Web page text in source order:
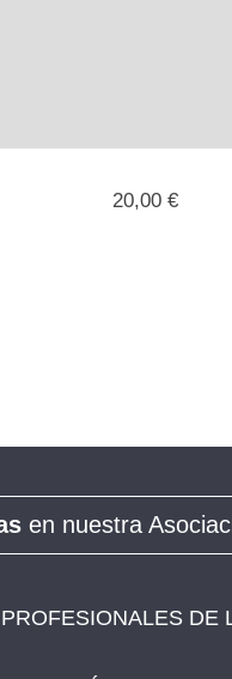
20,00 €
en nuestra
DE